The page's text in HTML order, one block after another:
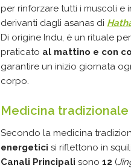
per rinforzare tutti i muscoli e
derivanti dagli asanas di
Di origine Indu, è un rituale
praticato al mattino e con
garantire un inizio giornata
corpo.
Medicina
Secondo la medicina
energetici si riflettono in
Canali Principali sono 12 (